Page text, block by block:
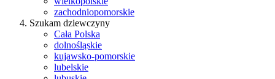
zachodniopomorskie
Szukam dziewczyny
Cała Polska
dolnośląskie
kujawsko-pomorskie
lubelskie